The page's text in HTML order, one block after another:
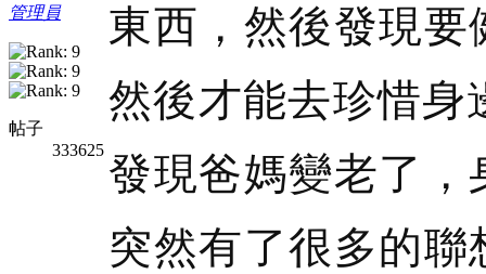
管理員
帖子
333625
東西，然後發現
然後才能去珍惜身
發現爸媽變老了
突然有了很多的